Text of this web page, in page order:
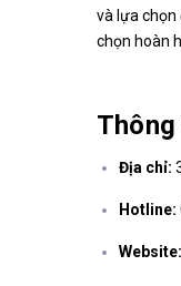
và lựa chọn
chọn hoàn
Địa chỉ:
Hotline:
Website: